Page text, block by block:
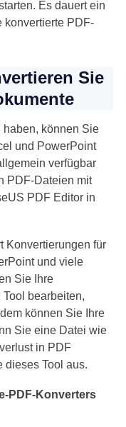
Es dauert ein
konvertierte PDF-
Sie
können Sie
und PowerPoint
verfügbar
PDF-Dateien mit
PDF Editor in
Konvertierungen für
und viele
Sie Ihre
bearbeiten,
können Sie Ihre
Sie eine Datei wie
in PDF
dieses Tool aus.
PDF-Konverters